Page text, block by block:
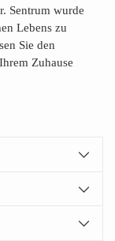
Sentrum wurde
Lebens zu
Sie den
Zuhause